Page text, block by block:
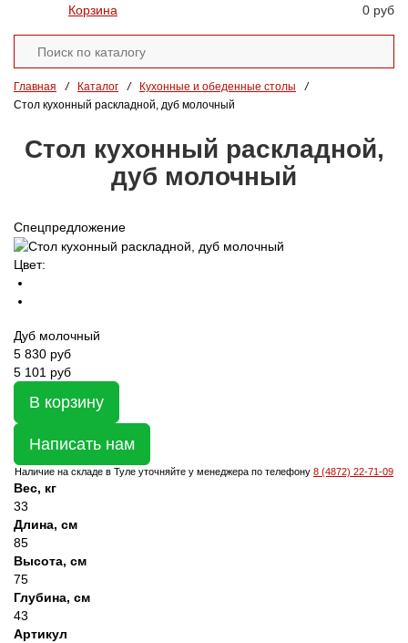
Корзина 0 руб
Главная / Каталог / Кухонные и обеденные столы
/
Стол кухонный раскладной, дуб молочный
Стол кухонный раскладной,
дуб молочный
Спецпредложение
Цвет:
Дуб молочный
5 830 руб
5 101 руб
В корзину
Написать нам
Наличие на складе в Туле уточняйте у менеджера по телефону 8 (4872) 22-71-09
Вес, кг
33
Длина, см
85
Высота, см
75
Глубина, см
43
Артикул